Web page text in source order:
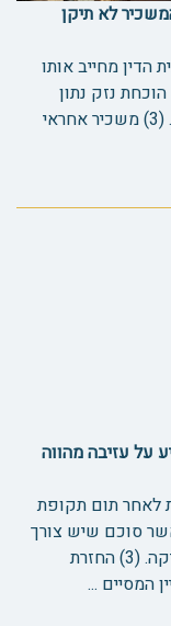
לא תיקן
הדין מחייב אותו
(2) פיצוי ללא הוכחת נזק נתון
לשיקול דעת בית הדין ואיננו בגדר אסמכתא. (3) משכיר אחראי
על עזיבה מהווה
לאחר תום תקופת
זאת על דעת ההסכם. (2) כאשר סוכם שיש צורך
בהודעה בכתב – גם הודעת וואטסאפ מספיקה. (3) החזרת
המסיים ...